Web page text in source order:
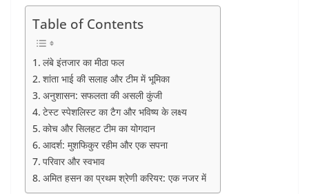
Table of Contents
लंबे इंतजार का मीठा फल
शांता भाई की सलाह और टीम में भूमिका
अनुशासन: सफलता की असली कुंजी
टेस्ट स्पेशलिस्ट का टैग और भविष्य के लक्ष्य
कोच और सिलहट टीम का योगदान
आदर्श: मुशफिकुर रहीम और एक सपना
परिवार और स्वभाव
अमित हसन का प्रथम श्रेणी करियर: एक नजर में